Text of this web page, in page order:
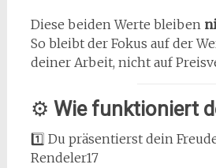
Diese beiden Werte bleiben
So bleibt der Fokus auf der
deiner Arbeit, nicht auf
⚙️ Wie funktioniert
1️⃣ Du präsentierst dein
Rendeler17